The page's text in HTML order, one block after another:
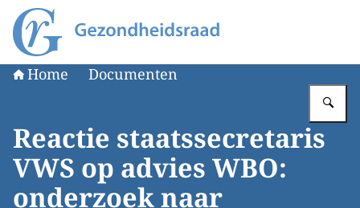
Naar de homepage van Gezondheidsraad
Home Documenten
Reactie staatssecretaris
VWS op advies WBO:
onderzoek naar